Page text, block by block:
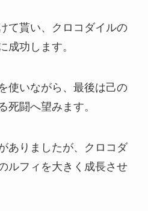
て貰い、クロコダイルの
成功します。
使いながら、最後は己の
死闘へ望みます。
ありましたが、クロコダ
ルフィを大きく成長させ